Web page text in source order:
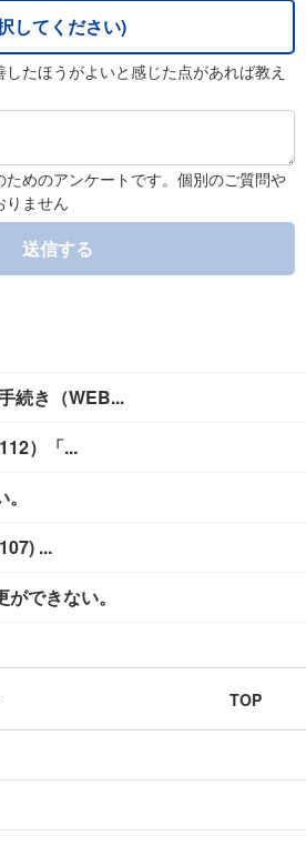
してください)
たほうがよいと感じた点があれば教え
めのアンケートです。個別のご質問や
りません
送信する
続き（WEB...
）「...
...
できない。
TOP